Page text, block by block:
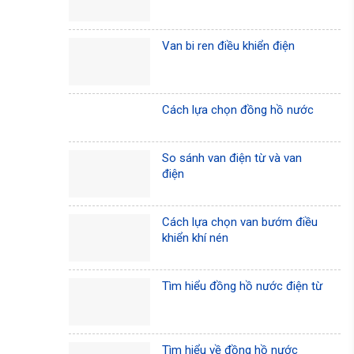
Van bi ren điều khiển điện
Cách lựa chọn đồng hồ nước
So sánh van điện từ và van
điện
Cách lựa chọn van bướm điều
khiển khí nén
Tìm hiểu đồng hồ nước điện từ
Tìm hiểu về đồng hồ nước